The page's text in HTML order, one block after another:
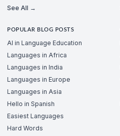
See All →
POPULAR BLOG POSTS
AI in Language Education
Languages in Africa
Languages in India
Languages in Europe
Languages in Asia
Hello in Spanish
Easiest Languages
Hard Words